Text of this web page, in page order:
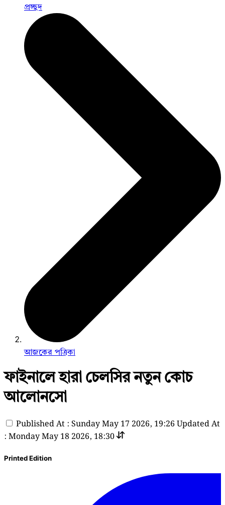
প্রচ্ছদ
আজকের পত্রিকা
ফাইনালে হারা চেলসির নতুন কোচ
আলোনসো
Published At : Sunday May 17 2026, 19:26 Updated At
: Monday May 18 2026, 18:30
Printed Edition